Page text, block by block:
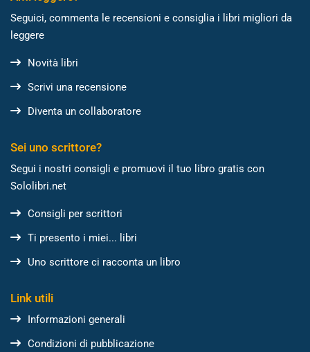
Seguici, commenta le recensioni e consiglia i libri migliori da
leggere
Novità libri
Scrivi una recensione
Diventa un collaboratore
Sei uno scrittore?
Segui i nostri consigli e promuovi il tuo libro gratis con
Sololibri.net
Consigli per scrittori
Ti presento i miei... libri
Uno scrittore ci racconta un libro
Link utili
Informazioni generali
Condizioni di pubblicazione